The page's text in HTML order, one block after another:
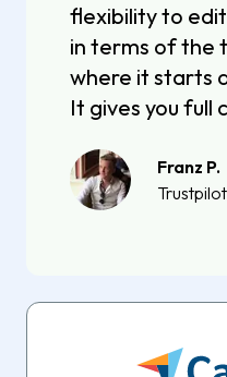
flexibility to
in terms of the
where it starts
It gives you full
Franz P.
Trustpilot